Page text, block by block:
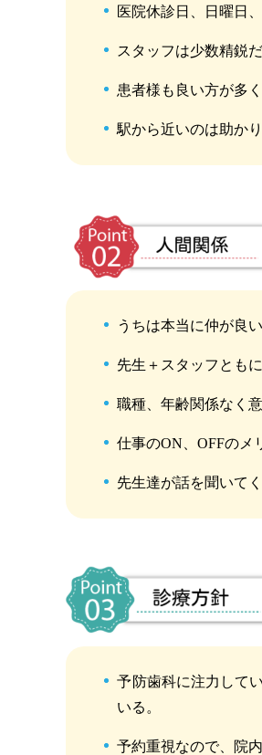
医院休診日、日曜日
スタッフは少数精鋭
患者様も良い方が多
駅から近いのは助かり
うちは本当に仲が良
先生＋スタッフとも
職種、年齢関係なく
仕事のON、OFFのメ
先生達が話を聞いて
予防歯科に注力して
いる。
予約重視なので、院